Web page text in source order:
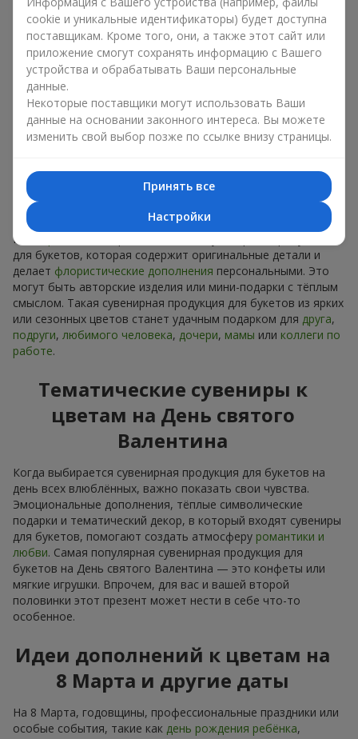
Сувениры к букетам на разные
праздники
Праздник задаёт настроение, а сувенирная продукция для
букетов его подчёркивает. Именно поэтому сувениры к
цветам часто выбирают с учётом даты и события. В нашем
ассортименте найдётся сувенирная продукция для букетов,
которая подойдёт к любому празднику и может быть
рассчитана на любой бюджет.
Сувенирная продукция к
букетам на День рождения
К
для букетов, которая содержит оригинальные детали и
делает флористические дополнения персональными. Это
могут быть авторские изделия или мини-подарки с тёплым
смыслом. Такая сувенирная продукция для букетов из ярких
или сезонных цветов станет удачным подарком для друга,
подруги, любимого человека, дочери, мамы или коллеги по
работе.
Тематические сувениры к
цветам на День святого
Валентина
Когда выбирается сувенирная продукция для букетов на
день всех влюблённых, важно показать свои чувства.
Эмоциональные дополнения, тёплые символические
подарки и тематический декор, в который входят сувениры
для букетов, помогают создать атмосферу романтики и
любви. Самая популярная сувенирная продукция для
букетов на День святого Валентина — это конфеты или
мягкие игрушки. Впрочем, для вас и вашей второй
половинки этот презент может нести в себе что-то
особенное.
Идеи дополнений к цветам на
8 Марта и другие даты
На 8 Марта, годовщины, профессиональные праздники или
особые события, такие как день рождения ребёнка,
cookie и уникальные идентификаторы) будет доступна
поставщикам. Кроме того, они, а также этот сайт или
приложение смогут сохранять информацию с Вашего
устройства и обрабатывать Ваши персональные
данные.
Некоторые поставщики могут использовать Ваши
данные на основании законного интереса. Вы можете
изменить свой выбор позже по ссылке внизу страницы.
Принять все
Настройки